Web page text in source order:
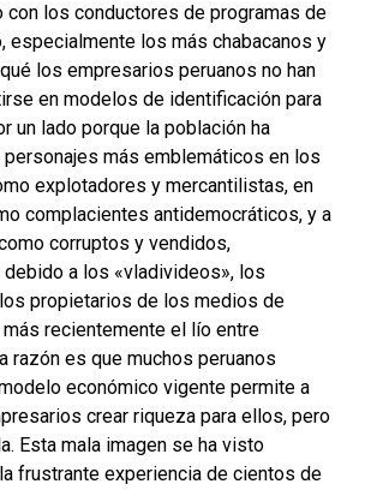
con los conductores de programas de
especialmente los más chabacanos y
los empresarios peruanos no han
en modelos de identificación para
un lado porque la población ha
más emblemáticos en los
explotadores y mercantilistas, en
complacientes antidemocráticos, y a
corruptos y vendidos,
a los «vladivideos», los
propietarios de los medios de
recientemente el lío entre
razón es que muchos peruanos
económico vigente permite a
crear riqueza para ellos, pero
Esta mala imagen se ha visto
frustrante experiencia de cientos de